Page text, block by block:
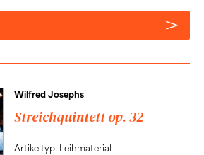
Wilfred Josephs
Streichquintett op. 32
Artikeltyp: Leihmaterial